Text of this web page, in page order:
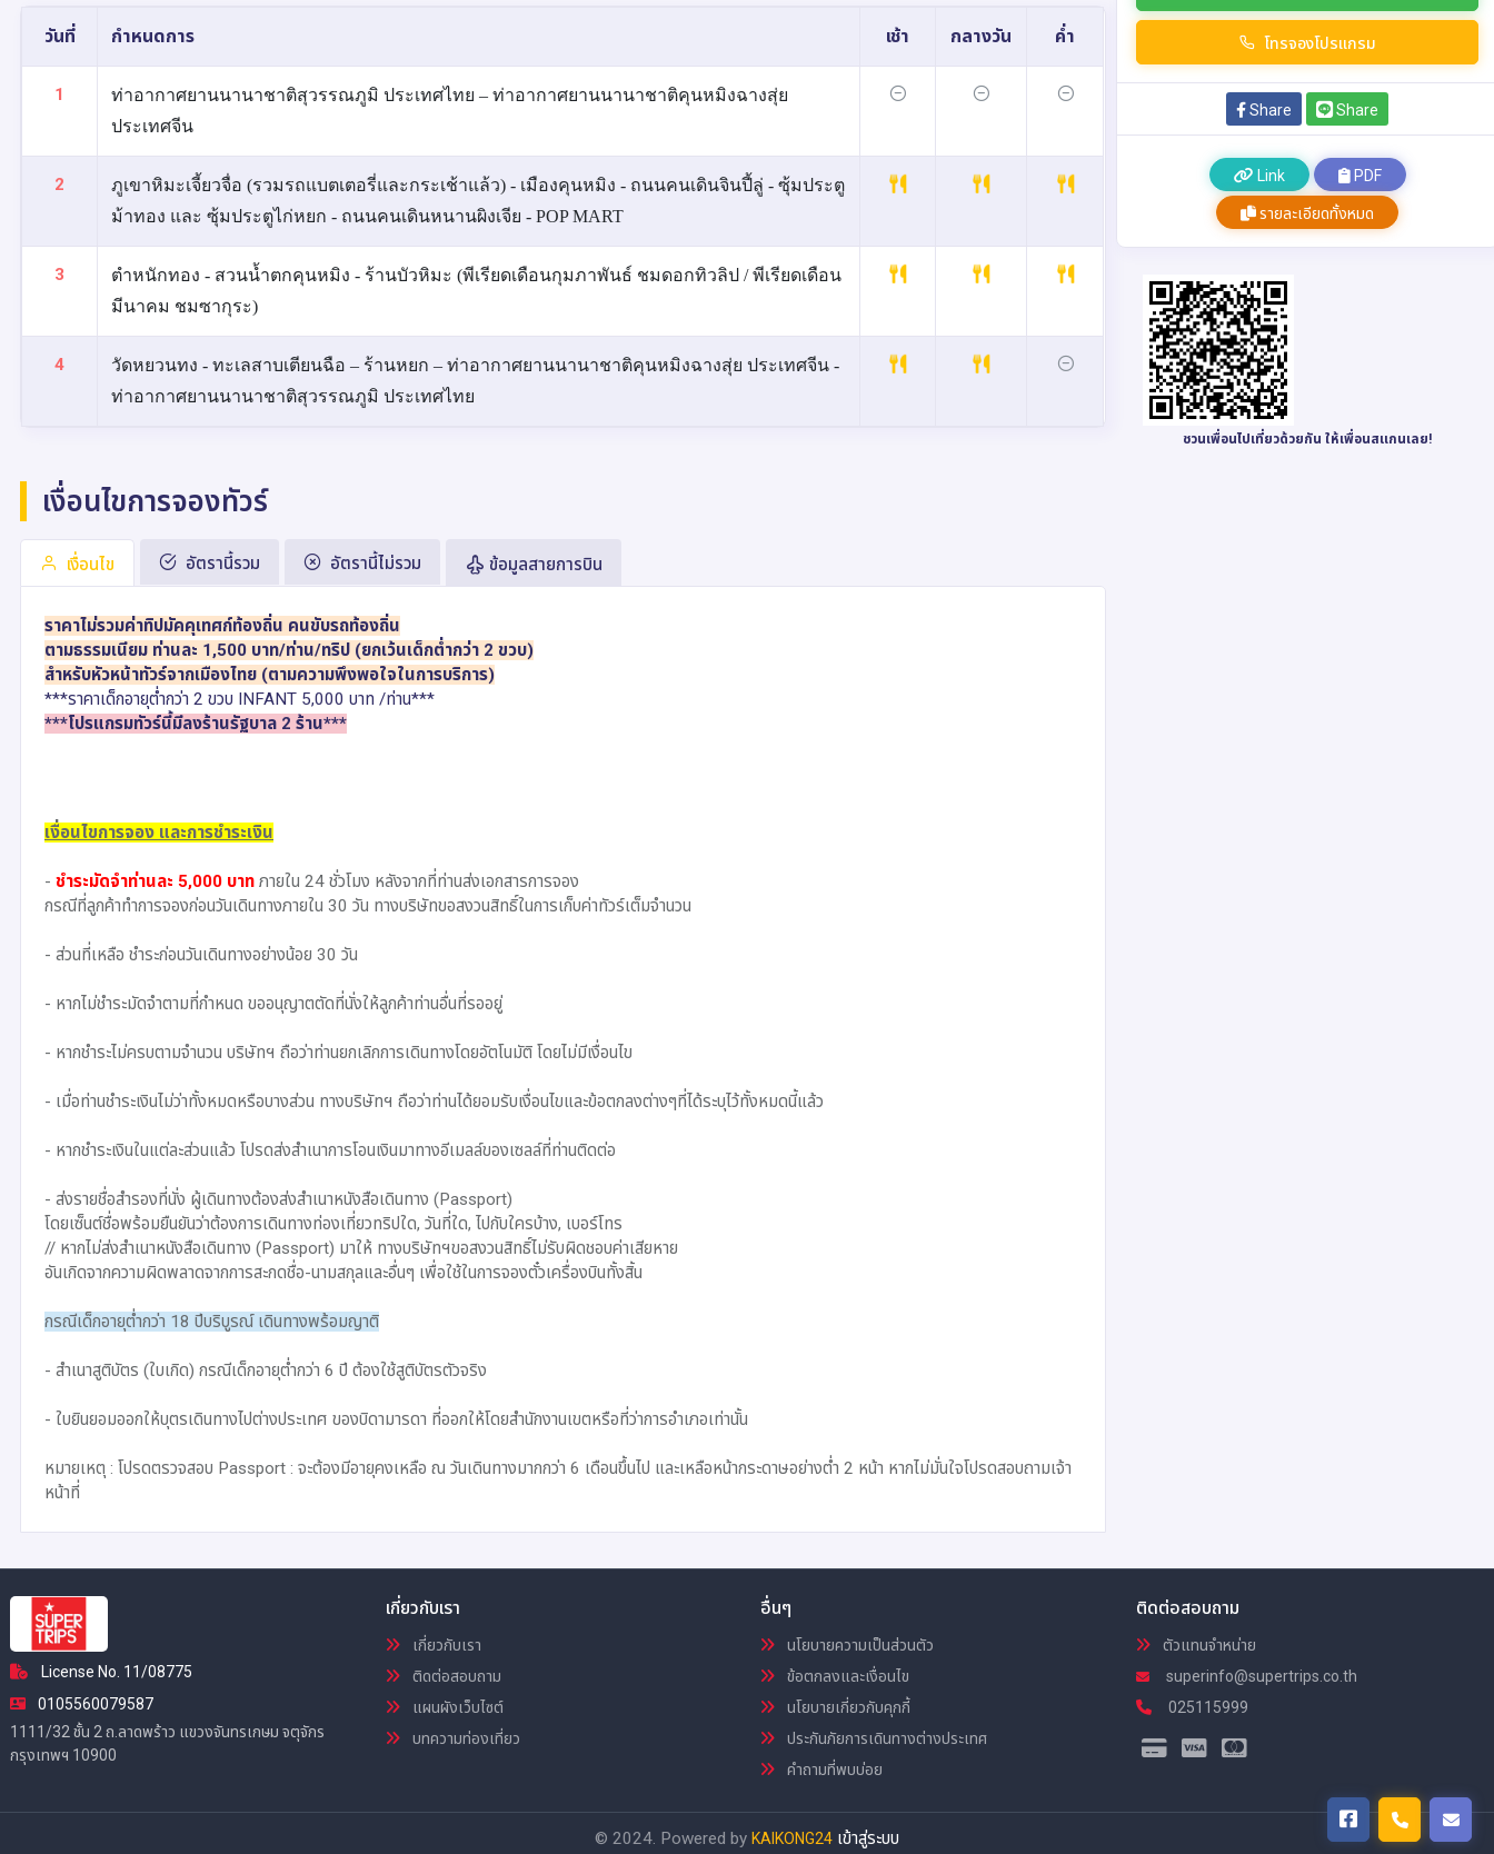
วันที่ กำหนดการ เช้า กลางวัน ค่ำ
1
ท่าอากาศยานนานาชาติสุวรรณภูมิ ประเทศไทย – ท่าอากาศยานนานาชาติคุนหมิงฉางสุ่ย
ประเทศจีน
2
ภูเขาหิมะเจี้ยวจื่อ (รวมรถแบตเตอรี่และกระเช้าแล้ว) - เมืองคุนหมิง - ถนนคนเดินจินปี้ลู่ - ซุ้มประตู
ม้าทอง และ ซุ้มประตูไก่หยก - ถนนคนเดินหนานผิงเจีย - POP MART
3
ตำหนักทอง - สวนน้ำตกคุนหมิง - ร้านบัวหิมะ (พีเรียดเดือนกุมภาพันธ์ ชมดอกทิวลิป / พีเรียดเดือน
มีนาคม ชมซากุระ)
4
วัดหยวนทง - ทะเลสาบเตียนฉือ – ร้านหยก – ท่าอากาศยานนานาชาติคุนหมิงฉางสุ่ย ประเทศจีน -
ท่าอากาศยานนานาชาติสุวรรณภูมิ ประเทศไทย
เงื่อนไขการจองทัวร์
เงื่อนไข อัตรานี้รวม อัตรานี้ไม่รวม ข้อมูลสายการบิน
ราคาไม่รวมค่าทิปมัคคุเทศก์ท้องถิ่น คนขับรถท้องถิ่น
ตามธรรมเนียม ท่านละ 1,500 บาท/ท่าน/ทริป (ยกเว้นเด็กต่ำกว่า 2 ขวบ)
สำหรับหัวหน้าทัวร์จากเมืองไทย (ตามความพึงพอใจในการบริการ)
***ราคาเด็กอายุต่ำกว่า 2 ขวบ INFANT 5,000 บาท /ท่าน***
***โปรแกรมทัวร์นี้มีลงร้านรัฐบาล 2 ร้าน***
เงื่อนไขการจอง และการชำระเงิน
- ชำระมัดจำท่านละ 5,000 บาท ภายใน 24 ชั่วโมง หลังจากที่ท่านส่งเอกสารการจอง
กรณีที่ลูกค้าทำการจองก่อนวันเดินทางภายใน 30 วัน ทางบริษัทขอสงวนสิทธิ์ในการเก็บค่าทัวร์เต็มจำนวน
- ส่วนที่เหลือ ชำระก่อนวันเดินทางอย่างน้อย 30 วัน
- หากไม่ชำระมัดจำตามที่กำหนด ขออนุญาตตัดที่นั่งให้ลูกค้าท่านอื่นที่รออยู่
- หากชำระไม่ครบตามจำนวน บริษัทฯ ถือว่าท่านยกเลิกการเดินทางโดยอัตโนมัติ โดยไม่มีเงื่อนไข
- เมื่อท่านชำระเงินไม่ว่าทั้งหมดหรือบางส่วน ทางบริษัทฯ ถือว่าท่านได้ยอมรับเงื่อนไขและข้อตกลงต่างๆที่ได้ระบุไว้ทั้งหมดนี้แล้ว
- หากชำระเงินในแต่ละส่วนแล้ว โปรดส่งสำเนาการโอนเงินมาทางอีเมลล์ของเซลล์ที่ท่านติดต่อ
- ส่งรายชื่อสำรองที่นั่ง ผู้เดินทางต้องส่งสำเนาหนังสือเดินทาง (Passport)
โดยเซ็นต์ชื่อพร้อมยืนยันว่าต้องการเดินทางท่องเที่ยวทริปใด, วันที่ใด, ไปกับใครบ้าง, เบอร์โทร
// หากไม่ส่งสำเนาหนังสือเดินทาง (Passport) มาให้ ทางบริษัทฯขอสงวนสิทธิ์ไม่รับผิดชอบค่าเสียหาย
อันเกิดจากความผิดพลาดจากการสะกดชื่อ-นามสกุลและอื่นๆ เพื่อใช้ในการจองตั๋วเครื่องบินทั้งสิ้น
กรณีเด็กอายุต่ำกว่า 18 ปีบริบูรณ์ เดินทางพร้อมญาติ
- สำเนาสูติบัตร (ใบเกิด) กรณีเด็กอายุต่ำกว่า 6 ปี ต้องใช้สูติบัตรตัวจริง
- ใบยินยอมออกให้บุตรเดินทางไปต่างประเทศ ของบิดามารดา ที่ออกให้โดยสำนักงานเขตหรือที่ว่าการอำเภอเท่านั้น
หมายเหตุ : โปรดตรวจสอบ Passport : จะต้องมีอายุคงเหลือ ณ วันเดินทางมากกว่า 6 เดือนขึ้นไป และเหลือหน้ากระดาษอย่างต่ำ 2 หน้า หากไม่มั่นใจโปรดสอบถามเจ้า
หน้าที่
โทรจองโปรแกรม
Share Share
Link PDF
รายละเอียดทั้งหมด
ชวนเพื่อนไปเที่ยวด้วยกัน ให้เพื่อนสแกนเลย!
License No. 11/08775
0105560079587
1111/32 ชั้น 2 ถ.ลาดพร้าว แขวงจันทรเกษม จตุจักร
กรุงเทพฯ 10900
เกี่ยวกับเรา
เกี่ยวกับเรา
ติดต่อสอบถาม
แผนผังเว็บไซต์
บทความท่องเที่ยว
อื่นๆ
นโยบายความเป็นส่วนตัว
ข้อตกลงและเงื่อนไข
นโยบายเกี่ยวกับคุกกี้
ประกันภัยการเดินทางต่างประเทศ
คำถามที่พบบ่อย
ติดต่อสอบถาม
ตัวแทนจำหน่าย
superinfo@supertrips.co.th
025115999
© 2024. Powered by KAIKONG24 เข้าสู่ระบบ